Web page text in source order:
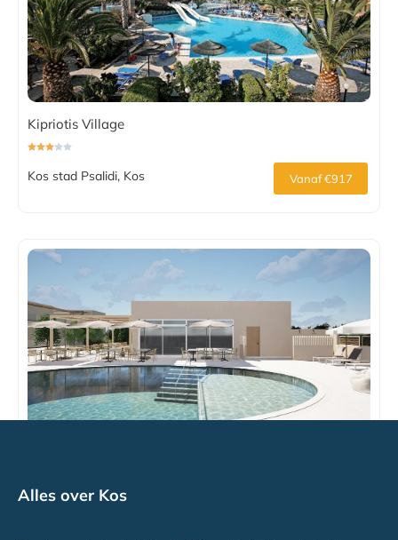
Kipriotis Village
Kos stad Psalidi, Kos Vanaf €917
Alles over Kos